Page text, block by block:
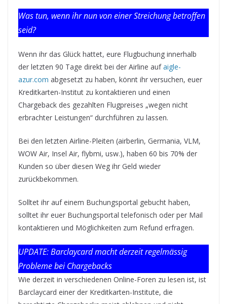
Was tun, wenn ihr nun von einer Streichung betroffen
seid?
Wenn ihr das Glück hattet, eure Flugbuchung innerhalb
der letzten 90 Tage direkt bei der Airline aufaigle-
azur.com abgesetzt zu haben, könnt ihr versuchen, euer
Kreditkarten-Institut zu kontaktieren und einen
Chargeback des gezahlten Flugpreises „wegen nicht
erbrachter Leistungen“ durchführen zu lassen.
Bei den letzten Airline-Pleiten (airberlin, Germania, VLM,
WOW Air, Insel Air, flybmi, usw.), haben 60 bis 70% der
Kunden so über diesen Weg ihr Geld wieder
zurückbekommen.
Solltet ihr auf einem Buchungsportal gebucht haben,
solltet ihr euer Buchungsportal telefonisch oder per Mail
kontaktieren und Möglichkeiten zum Refund erfragen.
UPDATE: Barclaycard macht derzeit regelmässig
Probleme bei Chargebacks
Wie derzeit in verschiedenen Online-Foren zu lesen ist, ist
Barclaycard einer der Kreditkarten-Institute, die